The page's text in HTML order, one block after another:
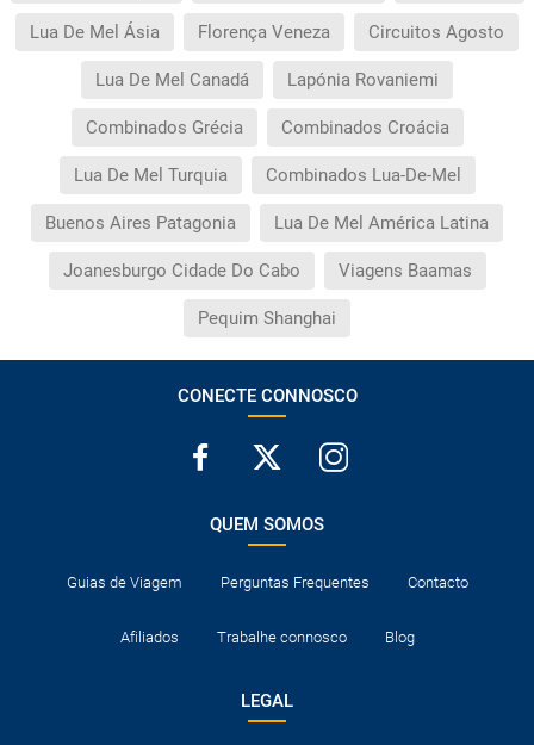
Lua De Mel Ásia Florença Veneza Circuitos Agosto
Lua De Mel Canadá Lapónia Rovaniemi
Combinados Grécia Combinados Croácia
Lua De Mel Turquia Combinados Lua-De-Mel
Buenos Aires Patagonia Lua De Mel América Latina
Joanesburgo Cidade Do Cabo Viagens Baamas
Pequim Shanghai
CONECTE CONNOSCO
QUEM SOMOS
Guias de Viagem Perguntas Frequentes Contacto
Afiliados Trabalhe connosco Blog
LEGAL